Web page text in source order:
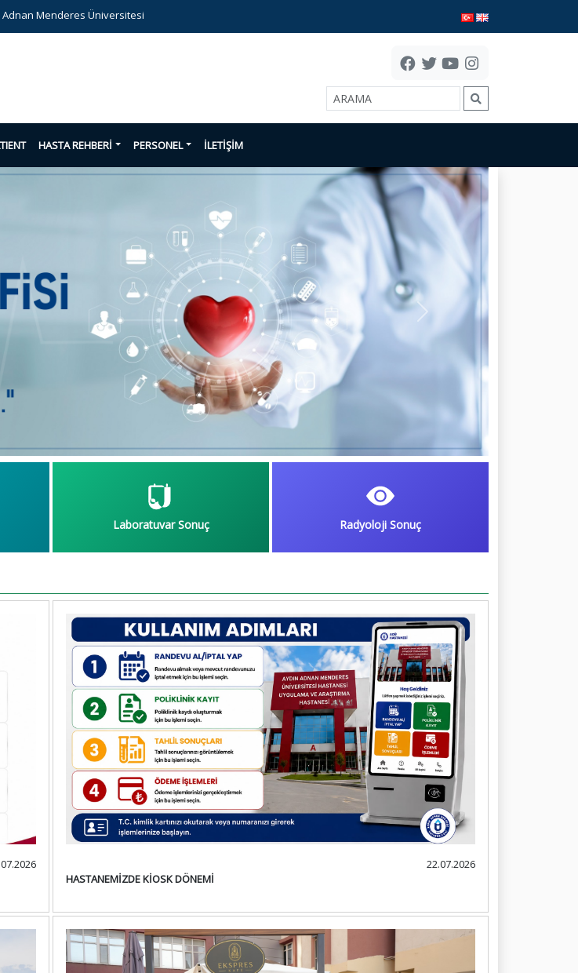
Adnan Menderes Üniversitesi
HASTA REHBERİ PERSONEL İLETİŞİM
Next
Laboratuvar Sonuç Radyoloji Sonuç
22.07.2026
HASTANEMİZDE KİOSK DÖNEMİ